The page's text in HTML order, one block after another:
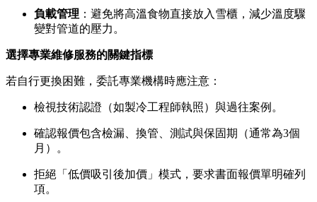
負載管理 ：避免將高溫食物直接放入雪櫃，減少溫度驟
變對管道的壓力。
選擇專業維修服務的關鍵指標
若自行更換困難，委託專業機構時應注意：
檢視技術認證（如製冷工程師執照）與過往案例。
確認報價包含檢漏、換管、測試與保固期（通常為3個
月）。
拒絕「低價吸引後加價」模式，要求書面報價單明確列
項。